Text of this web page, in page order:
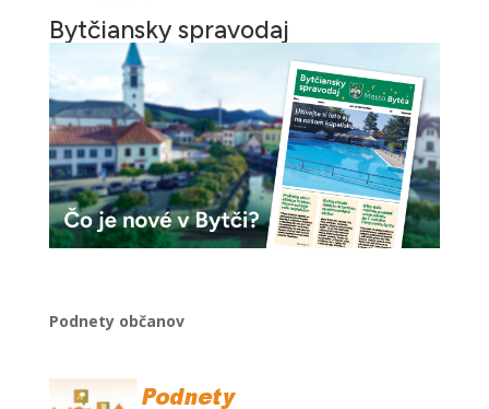
Bytčiansky spravodaj
Podnety občanov